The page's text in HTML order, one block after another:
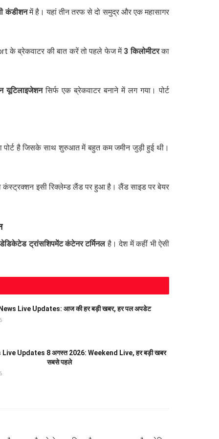
कंडीशनमें है। यहां तीन तरफ से दो समुद्र और एक महासागर
के ब्रेकवाटर की बात करें तो पहले फेज में 3 किलोमीटरका
यूटिलाइजेशनसिर्फ एक ब्रेकवाटर बनाने में लग गया। पोर्ट
पोर्ट है जिसके साथ शुरुआत में बहुत कम जमीन जुड़ी हुई थी।
कंस्ट्रक्शन इसी रिक्लेम्ड लैंड पर हुआ है। लैंड साइड पर बेयर
ट्रांसशिपमेंट कंटेनर टर्मिनलहै। देश में कहीं भी ऐसी
Live Updates: आज की हर बड़ी खबर, हर पल अपडेट
Updates 8 अगस्त 2026: Weekend Live, हर बड़ी खबर
सबसे पहले